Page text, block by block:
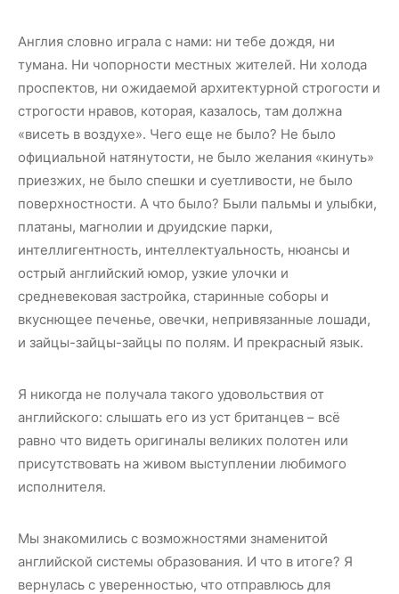
Англия словно играла с нами: ни тебе дождя, ни
тумана. Ни чопорности местных жителей. Ни холода
проспектов, ни ожидаемой архитектурной строгости и
строгости нравов, которая, казалось, там должна
«висеть в воздухе». Чего еще не было? Не было
официальной натянутости, не было желания «кинуть»
приезжих, не было спешки и суетливости, не было
поверхностности. А что было? Были пальмы и улыбки,
платаны, магнолии и друидские парки,
интеллигентность, интеллектуальность, нюансы и
острый английский юмор, узкие улочки и
средневековая застройка, старинные соборы и
вкуснющее печенье, овечки, непривязанные лошади,
и зайцы-зайцы-зайцы по полям. И прекрасный язык.
Я никогда не получала такого удовольствия от
английского: слышать его из уст британцев – всё
равно что видеть оригиналы великих полотен или
присутствовать на живом выступлении любимого
исполнителя.
Мы знакомились с возможностями знаменитой
английской системы образования. И что в итоге? Я
вернулась с уверенностью, что отправлюсь для